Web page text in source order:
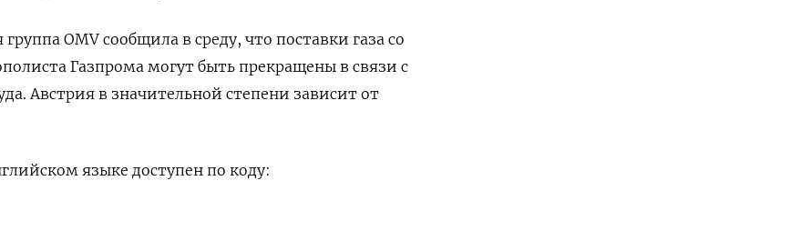
OMV сообщила в среду, что поставки газа со
Газпрома могут быть прекращены в связи с
Австрия в значительной степени зависит от
языке доступен по коду: